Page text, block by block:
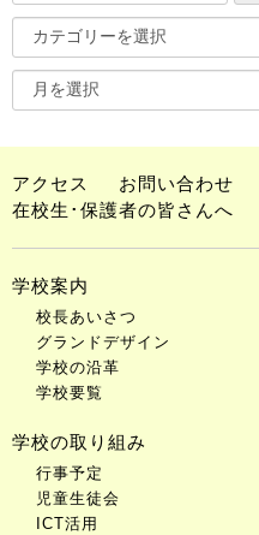
アクセス お問い合わせ
在校生･保護者の皆さんへ
学校案内
校長あいさつ
グランドデザイン
学校の沿革
学校要覧
学校の取り組み
行事予定
児童生徒会
ICT活用